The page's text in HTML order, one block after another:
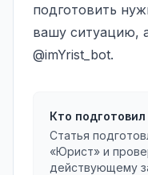
подготовить
вашу ситуацию,
@imYrist_bot.
Кто
Статья
«Юрист» и
действующему